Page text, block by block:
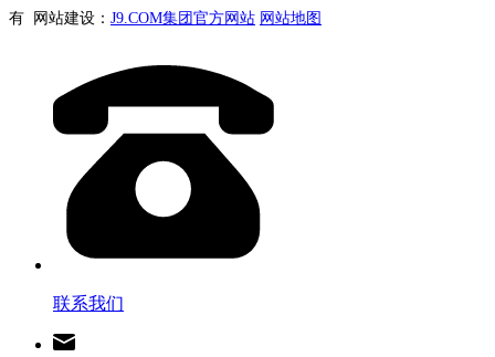
有 网站建设： J9.COM集团官方网站 网站地图
联系我们